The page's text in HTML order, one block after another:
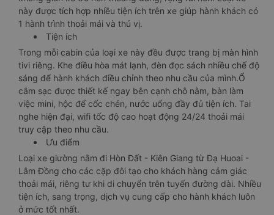
này được tích hợp nhiều tiện ích trên xe giúp hành khách có
1 hành trình thoải mái và thú vị.
Tiện ích
Trong mỗi cabin của loại xe này đều được trang bị màn hình
tivi riêng. Khe điều hòa mát lạnh, đèn đọc sách nhiều chế độ
sáng để hành khách điều chỉnh theo nhu cầu của mình.Ổ
cắm sạc được thiết kế ngay bên cạnh chỗ nằm, bàn làm
việc mini, hộc để cốc chén, nước uống đầy đủ tiện ích. Tai
nghe hiện đại, wifi tốc độ cao hoạt động 24/24 thoải mái
truy cập theo nhu cầu.
Ưu điểm
Loại xe giường nằm đi Hòn Đất - Kiên Giang từ Đạ Huoai -
Lâm Đồng cho các cặp đôi tạo cho khách hàng cảm giác
thoải mái, riêng tư khi di chuyển trên tuyến đường dài. Nhiều
tiện ích, sang trọng, dịch vụ cung cấp cho hành khách luôn
ở mức tốt nhất.